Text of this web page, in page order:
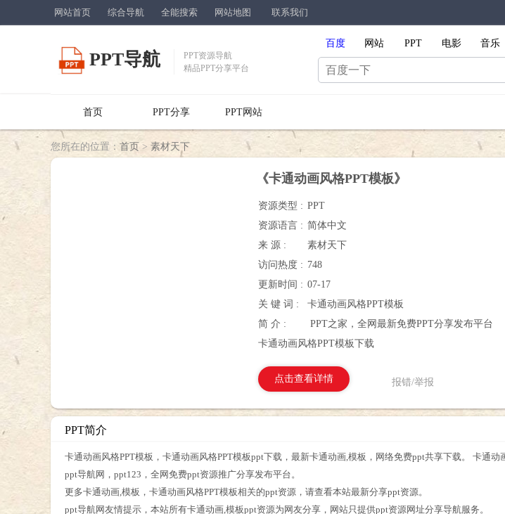
网站首页 综合导航 全能搜索 网站地图 联系我们
PPT导航
PPT资源导航
精品PPT分享平台
百度 网站 PPT 电影 音乐
首页 PPT分享 PPT网站
您所在的位置： 首页 > 素材天下
《卡通动画风格PPT模板》
资源类型 : PPT
资源语言 : 简体中文
来 源 :
素材天下
访问热度 : 748
更新时间 : 07-17
关 键 词 :
卡通动画风格PPT模板
简 介 :
PPT之家，全网最新免费PPT分享发布平台
卡通动画风格PPT模板下载
点击查看详情 报错/举报
PPT简介
卡通动画风格PPT模板，卡通动画风格PPT模板ppt下载，最新卡通动画,模板，网络免费ppt共享下载。 卡通动
ppt导航网，ppt123，全网免费ppt资源推广分享发布平台。
更多卡通动画,模板，卡通动画风格PPT模板相关的ppt资源，请查看本站最新分享ppt资源。
ppt导航网友情提示，本站所有卡通动画,模板ppt资源为网友分享，网站只提供ppt资源网址分享导航服务。